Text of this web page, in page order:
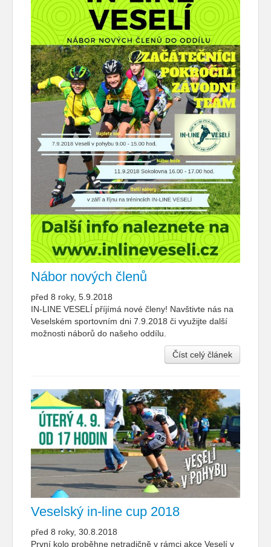
Nábor nových členů
před 8 roky, 5.9.2018
IN-LINE VESELÍ příjímá nové členy! Navštivte nás na
Veselském sportovním dni 7.9.2018 či využijte další
možnosti náborů do našeho oddílu.
Číst celý článek
Veselský in-line cup 2018
před 8 roky, 30.8.2018
První kolo proběhne netradičně v rámci akce Veselí v